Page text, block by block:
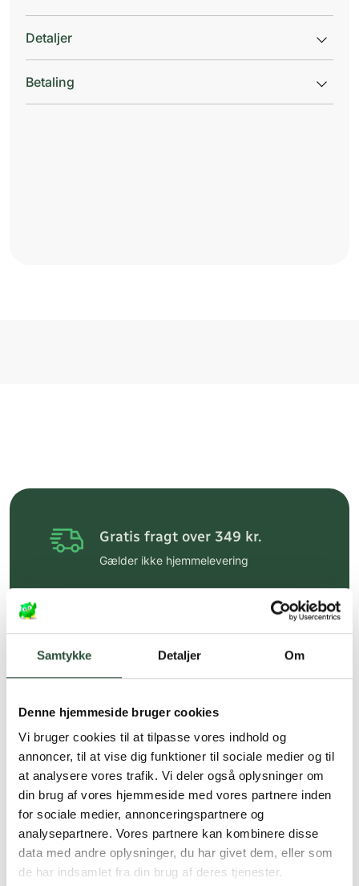
Samtykke Detaljer Om
Denne hjemmeside bruger cookies
Vi bruger cookies til at tilpasse vores indhold og
annoncer, til at vise dig funktioner til sociale medier og til
at analysere vores trafik. Vi deler også oplysninger om
din brug af vores hjemmeside med vores partnere inden
for sociale medier, annonceringspartnere og
analysepartnere. Vores partnere kan kombinere disse
data med andre oplysninger, du har givet dem, eller som
de har indsamlet fra din brug af deres tjenester.
Detaljer
Betaling
Gratis fragt over 349 kr.
Gælder ikke hjemmelevering
Hurtig levering (30 min. i Kbh)
Faste lave priser*
*Gælder ikke ernæringsprodukter.
Stort udvalg af kendte
produkter
Vi tilbyder et stort udvalg af kendte
cremer, vitaminer og andre spændende
produkter – altid til fast lav pris.